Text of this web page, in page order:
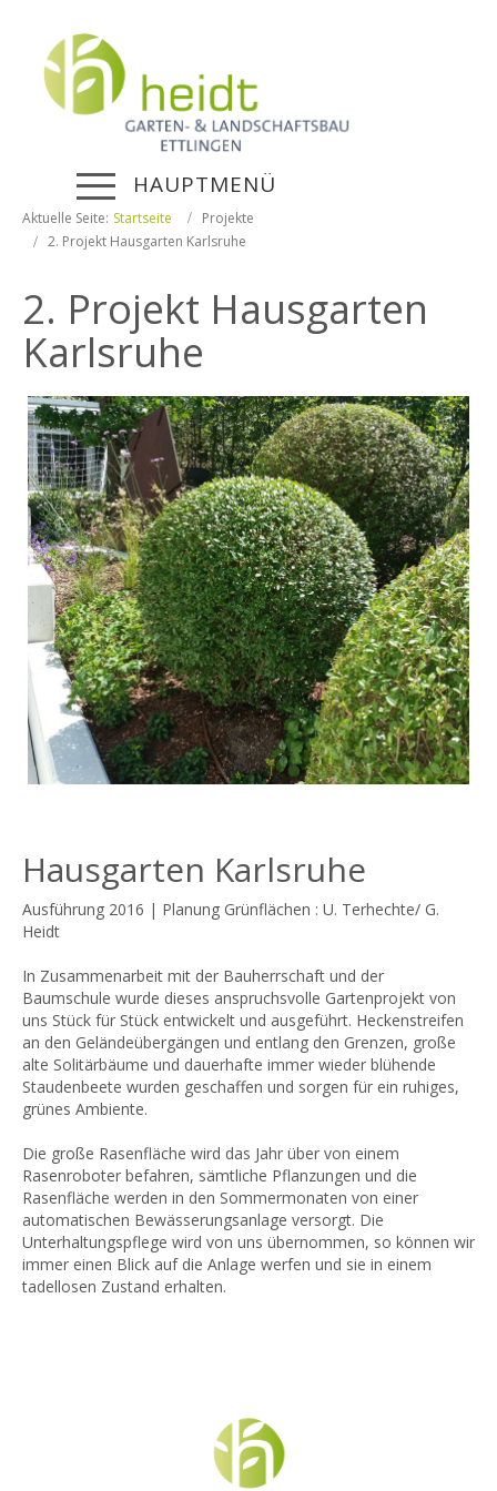
HAUPTMENÜ
Aktuelle Seite: Startseite
Projekte
2. Projekt Hausgarten Karlsruhe
2. Projekt Hausgarten
Karlsruhe
Hausgarten Karlsruhe
Ausführung 2016 | Planung Grünflächen : U. Terhechte/ G.
Heidt
In Zusammenarbeit mit der Bauherrschaft und der
Baumschule wurde dieses anspruchsvolle Gartenprojekt von
uns Stück für Stück entwickelt und ausgeführt. Heckenstreifen
an den Geländeübergängen und entlang den Grenzen, große
alte Solitärbäume und dauerhafte immer wieder blühende
Staudenbeete wurden geschaffen und sorgen für ein ruhiges,
grünes Ambiente.
Die große Rasenfläche wird das Jahr über von einem
Rasenroboter befahren, sämtliche Pflanzungen und die
Rasenfläche werden in den Sommermonaten von einer
automatischen Bewässerungsanlage versorgt. Die
Unterhaltungspflege wird von uns übernommen, so können wir
immer einen Blick auf die Anlage werfen und sie in einem
tadellosen Zustand erhalten.